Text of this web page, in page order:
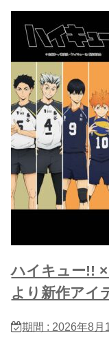
ハイキュー!!
より新作アイ
期間 : 2026年8月